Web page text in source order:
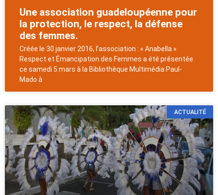
Une association guadeloupéenne pour
la protection, le respect, la défense
des femmes.
Créée le 30 janvier 2016, l’association : « Anabella »
Respect et Émancipation des Femmes a été présentée
ce samedi 5 mars à la Bibliothèque Multimédia Paul-
Mado à
ACTUALITÉ